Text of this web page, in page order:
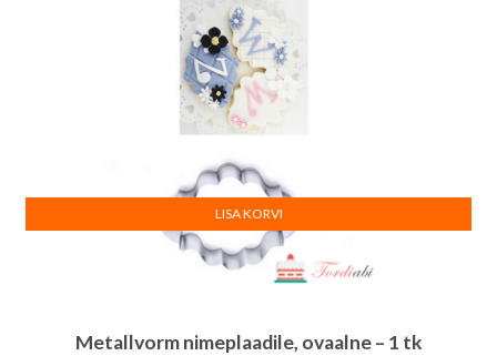
Metallvorm nimeplaadile, ovaalne – 1 tk
LISA KORVI